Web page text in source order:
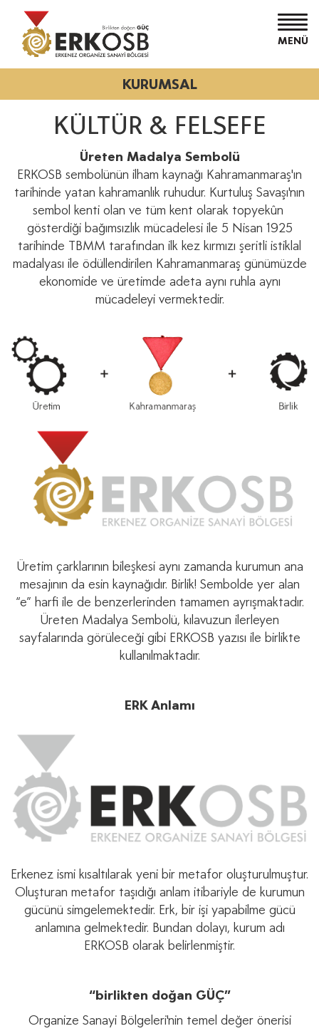
MENÜ
KURUMSAL
KÜLTÜR & FELSEFE
Üreten Madalya Sembolü
ERKOSB sembolünün ilham kaynağı Kahramanmaraş'ın
tarihinde yatan kahramanlık ruhudur. Kurtuluş Savaşı'nın
sembol kenti olan ve tüm kent olarak topyekûn
gösterdiği bağımsızlık mücadelesi ile 5 Nisan 1925
tarihinde TBMM tarafından ilk kez kırmızı şeritli istiklal
madalyası ile ödüllendirilen Kahramanmaraş günümüzde
ekonomide ve üretimde adeta aynı ruhla aynı
mücadeleyi vermektedir.
Üretim çarklarının bileşkesi aynı zamanda kurumun ana
mesajının da esin kaynağıdır. Birlik! Sembolde yer alan
“e” harﬁ ile de benzerlerinden tamamen ayrışmaktadır.
Üreten Madalya Sembolü, kılavuzun ilerleyen
sayfalarında görüleceği gibi ERKOSB yazısı ile birlikte
kullanılmaktadır.
ERK Anlamı
Erkenez ismi kısaltılarak yeni bir metafor oluşturulmuştur.
Oluşturan metafor taşıdığı anlam itibariyle de kurumun
gücünü simgelemektedir. Erk, bir işi yapabilme gücü
anlamına gelmektedir. Bundan dolayı, kurum adı
ERKOSB olarak belirlenmiştir.
“birlikten doğan GÜÇ”
Organize Sanayi Bölgeleri'nin temel değer önerisi